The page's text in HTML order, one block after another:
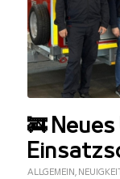
🚒
ALLGEMEIN,